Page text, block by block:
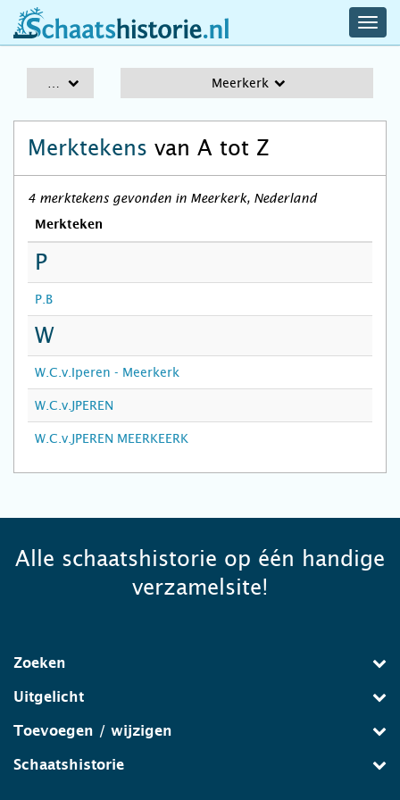
schaatshistorie.nl
Meerkerk
Merktekens van A tot Z
4 merktekens gevonden in Meerkerk, Nederland
Merkteken
P
P.B
W
W.C.v.Iperen - Meerkerk
W.C.v.JPEREN
W.C.v.JPEREN MEERKEERK
Alle schaatshistorie op één handige
verzamelsite!
Zoeken
Uitgelicht
Toevoegen / wijzigen
Schaatshistorie